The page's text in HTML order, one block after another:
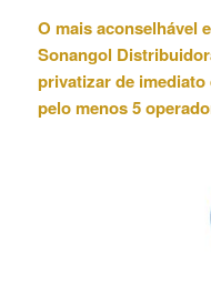
O mais aconselhável
Sonangol
privatizar de
pelo menos 5